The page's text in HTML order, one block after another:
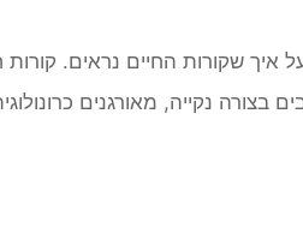
שקורות החיים נראים.
נקייה, מאורגנים